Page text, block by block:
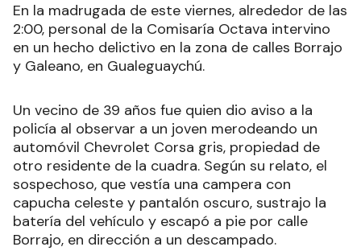
En la madrugada de este viernes, alrededor de las
2:00, personal de la Comisaría Octava intervino
en un hecho delictivo en la zona de calles Borrajo
y Galeano, en Gualeguaychú.
Un vecino de 39 años fue quien dio aviso a la
policía al observar a un joven merodeando un
automóvil Chevrolet Corsa gris, propiedad de
otro residente de la cuadra. Según su relato, el
sospechoso, que vestía una campera con
capucha celeste y pantalón oscuro, sustrajo la
batería del vehículo y escapó a pie por calle
Borrajo, en dirección a un descampado.